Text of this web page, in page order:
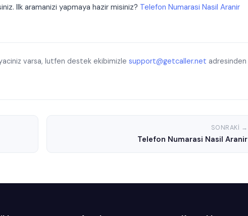
Ilk aramanizi yapmaya hazir misiniz? Telefon Numarasi Nasil Aranir
varsa, lutfen destek ekibimizle support@getcaller.net adresinden
SONRAKI →
Telefon Numarasi Nasil Aranir